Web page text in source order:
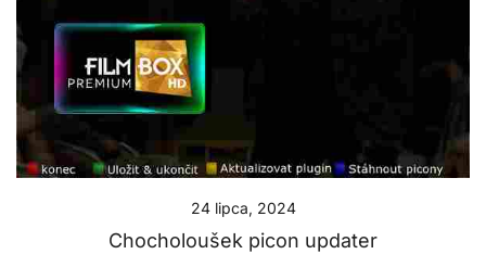
24 lipca, 2024
Chocholoušek picon updater